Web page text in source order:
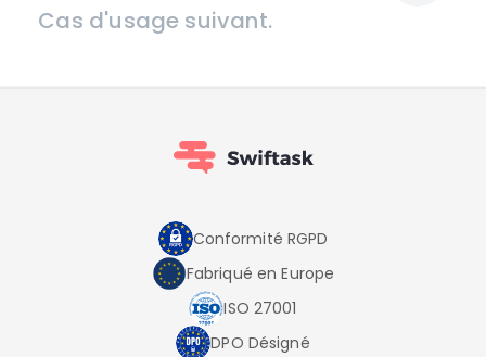
Cas d'usage suivant.
Conformité RGPD
Fabriqué en Europe
ISO 27001
DPO Désigné